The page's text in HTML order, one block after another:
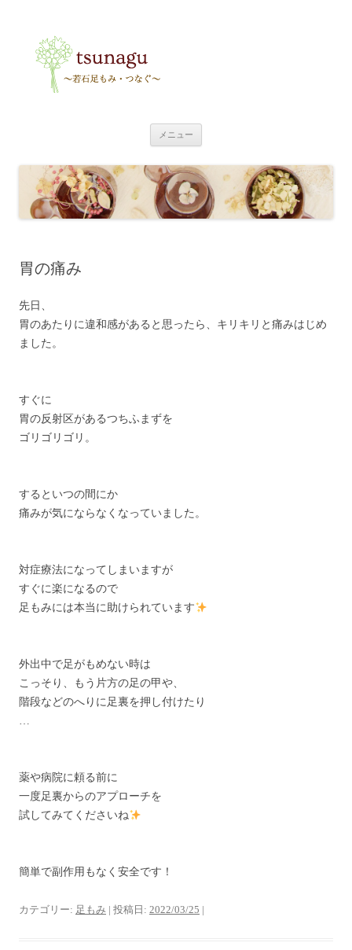
メニュー
ツ
へ
ス
キ
ッ
胃の痛み
先日、
胃のあたりに違和感があると思ったら、キリキリと痛みはじめ
ました。
すぐに
胃の反射区があるつちふまずを
ゴリゴリゴリ。
するといつの間にか
痛みが気にならなくなっていました。
対症療法になってしまいますが
すぐに楽になるので
足もみには本当に助けられています
外出中で足がもめない時は
こっそり、もう片方の足の甲や、
階段などのへりに足裏を押し付けたり
…
薬や病院に頼る前に
一度足裏からのアプローチを
試してみてくださいね
簡単で副作用もなく安全です！
カテゴリー: 足もみ | 投稿日: 2022/03/25 |